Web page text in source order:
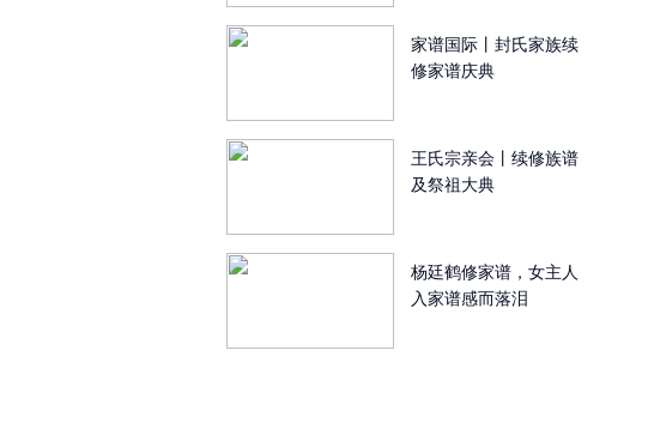
家谱国际丨封氏家族续
修家谱庆典
王氏宗亲会丨续修族谱
及祭祖大典
杨廷鹤修家谱，女主人
入家谱感而落泪